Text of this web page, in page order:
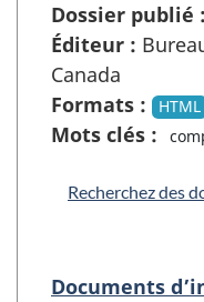
Dossier publié :
Éditeur :
Canada
Formats :
HTML
Mots clés :
Recherchez des
Documents